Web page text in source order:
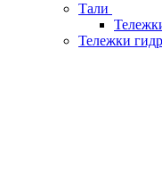
Тали
Тележки